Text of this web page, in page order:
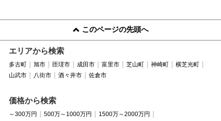
このページの先頭へ
エリアから検索
多古町 旭市 匝瑳市 成田市 富里市 芝山町 神崎町
横芝光町
山武市
八街市 酒々井市 佐倉市
価格から検索
～300万円 500万～1000万円
1500万～2000万円